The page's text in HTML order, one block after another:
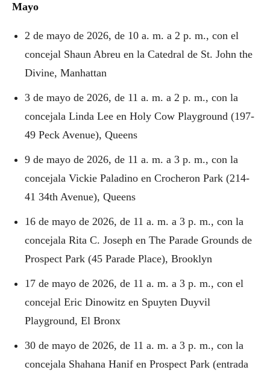
Mayo
2 de mayo de 2026, de 10 a. m. a 2 p. m., con el
concejal Shaun Abreu en la Catedral de St. John the
Divine, Manhattan
3 de mayo de 2026, de 11 a. m. a 2 p. m., con la
concejala Linda Lee en Holy Cow Playground (197-
49 Peck Avenue), Queens
9 de mayo de 2026, de 11 a. m. a 3 p. m., con la
concejala Vickie Paladino en Crocheron Park (214-
41 34th Avenue), Queens
16 de mayo de 2026, de 11 a. m. a 3 p. m., con la
concejala Rita C. Joseph en The Parade Grounds de
Prospect Park (45 Parade Place), Brooklyn
17 de mayo de 2026, de 11 a. m. a 3 p. m., con el
concejal Eric Dinowitz en Spuyten Duyvil
Playground, El Bronx
30 de mayo de 2026, de 11 a. m. a 3 p. m., con la
concejala Shahana Hanif en Prospect Park (entrada